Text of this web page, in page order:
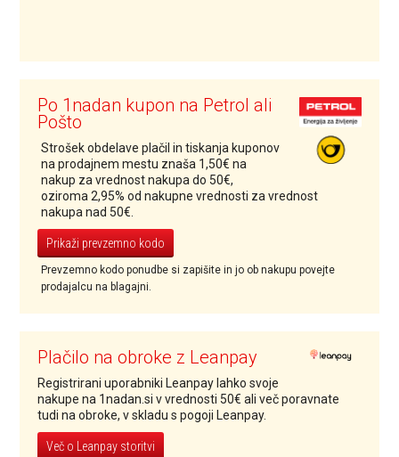
Po 1nadan kupon na Petrol ali
Pošto
Strošek obdelave plačil in tiskanja kuponov
na prodajnem mestu znaša 1,50€ na
nakup za vrednost nakupa do 50€,
oziroma 2,95% od nakupne vrednosti za vrednost
nakupa nad 50€.
Prikaži prevzemno kodo
Prevzemno kodo ponudbe si zapišite in jo ob nakupu povejte
prodajalcu na blagajni.
Plačilo na obroke z Leanpay
Registrirani uporabniki Leanpay lahko svoje
nakupe na 1nadan.si v vrednosti 50€ ali več poravnate
tudi na obroke, v skladu s pogoji Leanpay.
Več o Leanpay storitvi